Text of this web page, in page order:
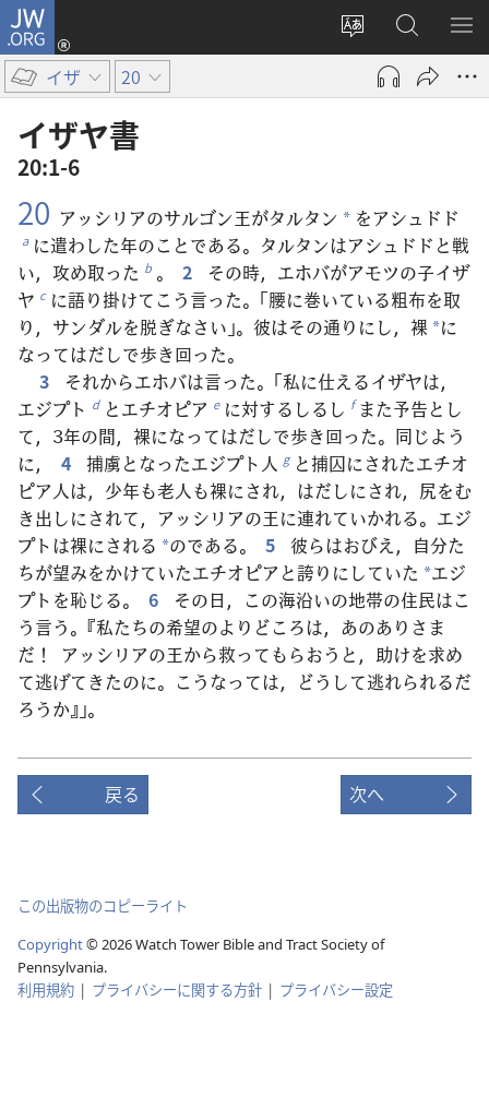
JW.ORG
サ
ト
を
変
え
る
ロ
グ
ン
ブ
で
開
く）
JW.ORG
の
検
メ
を
イザ 20
イザヤ​書
20:1-6
20 アッシリアのサルゴン王がタルタン * をアシュドド
a に遣わした年のことである。タルタンはアシュドドと戦
い，攻め取った b 。 2
その時，エホバがアモツの子イザ
ヤ c に語り掛けてこう言った。「腰に巻いている粗布を取
り，サンダルを脱ぎなさい」。彼はその通りにし，裸 *に
なってはだしで歩き回った。
3
それからエホバは言った。「私に仕えるイザヤは，
エジプト d とエチオピア e に対するしるし f また予告とし
て，3年の間，裸になってはだしで歩き回った。同じよう
に，
4 捕虜となったエジプト人 g と捕囚にされたエチオ
ピア人は，少年も老人も裸にされ，はだしにされ，尻をむ
き出しにされて，アッシリアの王に連れていかれる。エジ
プトは裸にされる *のである。 5
彼らはおびえ，自分た
ちが望みをかけていたエチオピアと誇りにしていた *エジ
プトを恥じる。
6
その日，この海沿いの地帯の住民はこ
う言う。『私たちの希望のよりどころは，あのありさま
だ！ アッシリアの王から救ってもらおうと，助けを求め
て逃げてきたのに。こうなっては，どうして逃れられるだ
ろうか』」。
戻る 次へ
この出版物のコピーライト
Copyright© 2026Watch Tower Bible and Tract Society of
Pennsylvania.
利用規約 | プライバシーに関する方針 | プライバシー設定